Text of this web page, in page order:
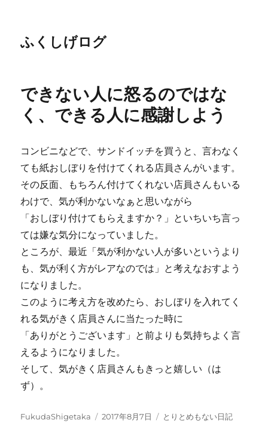
ふくしげログ
できない人に怒るのではな
く、できる人に感謝しよう
コンビニなどで、サンドイッチを買うと、言わなく
ても紙おしぼりを付けてくれる店員さんがいます。
その反面、もちろん付けてくれない店員さんもいる
わけで、気が利かないなぁと思いながら
「おしぼり付けてもらえますか？」といちいち言っ
ては嫌な気分になっていました。
ところが、最近「気が利かない人が多いというより
も、気が利く方がレアなのでは」と考えなおすよう
になりました。
このように考え方を改めたら、おしぼりを入れてく
れる気がきく店員さんに当たった時に
「ありがとうございます」と前よりも気持ちよく言
えるようになりました。
そして、気がきく店員さんもきっと嬉しい（は
ず）。
投
FukudaShigetaka
投
2017年8月7日
カ
とりとめもない日記